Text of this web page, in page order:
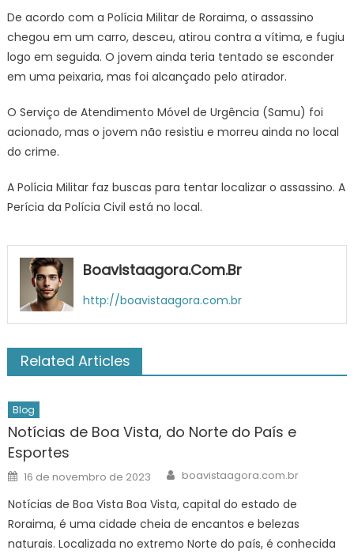
De acordo com a Polícia Militar de Roraima, o assassino
chegou em um carro, desceu, atirou contra a vítima, e fugiu
logo em seguida. O jovem ainda teria tentado se esconder
em uma peixaria, mas foi alcançado pelo atirador.
O Serviço de Atendimento Móvel de Urgência (Samu) foi
acionado, mas o jovem não resistiu e morreu ainda no local
do crime.
A Polícia Militar faz buscas para tentar localizar o assassino. A
Perícia da Polícia Civil está no local.
Boavistaagora.com.br
http://boavistaagora.com.br
Related Articles
Blog
Notícias de Boa Vista, do Norte do País e
Esportes
Posted
on
16 de novembro de 2023 Author
boavistaagora.com.br
Notícias de Boa Vista Boa Vista, capital do estado de
Roraima, é uma cidade cheia de encantos e belezas
naturais. Localizada no extremo Norte do país, é conhecida